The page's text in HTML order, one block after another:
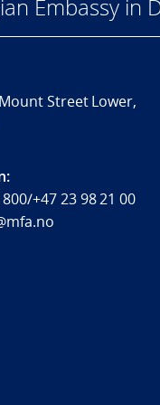
Embassy in
Street Lower,
+47 23 98 21 00